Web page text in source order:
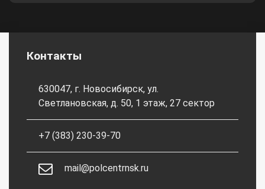
Контакты
630047, г. Новосибирск, ул.
Светлановская, д. 50, 1 этаж, 27 сектор
+7 (383) 230-39-70
mail@polcentrnsk.ru